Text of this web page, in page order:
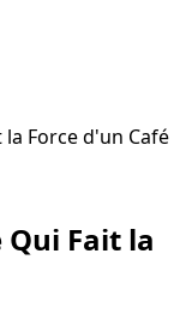
la Force d'un Café
Qui Fait la